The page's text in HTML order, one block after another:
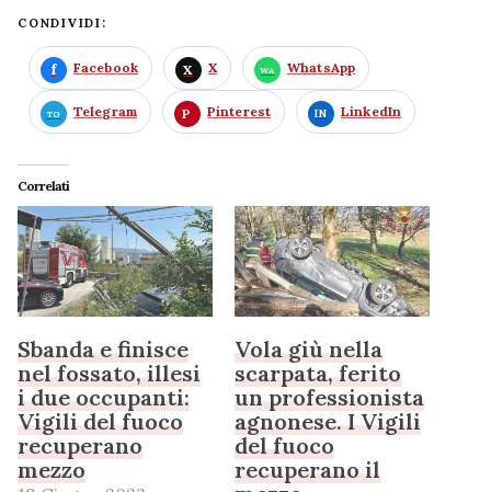
CONDIVIDI:
Facebook X WhatsApp
Telegram Pinterest LinkedIn
Correlati
Sbanda e finisce
nel fossato, illesi
i due occupanti:
Vigili del fuoco
recuperano
mezzo
Vola giù nella
scarpata, ferito
un professionista
agnonese. I Vigili
del fuoco
recuperano il